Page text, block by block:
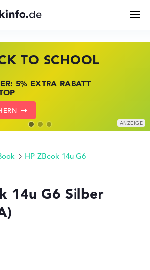
Kaufberatung
Technik & Wissen
Deals
TO SCHOOL
5% EXTRA RABATT
SSV DEALS
NOTEBOOKS BEI HP
DEALS
LENOVO JETZT
HP ZBook 14u G6
14u G6 Silber